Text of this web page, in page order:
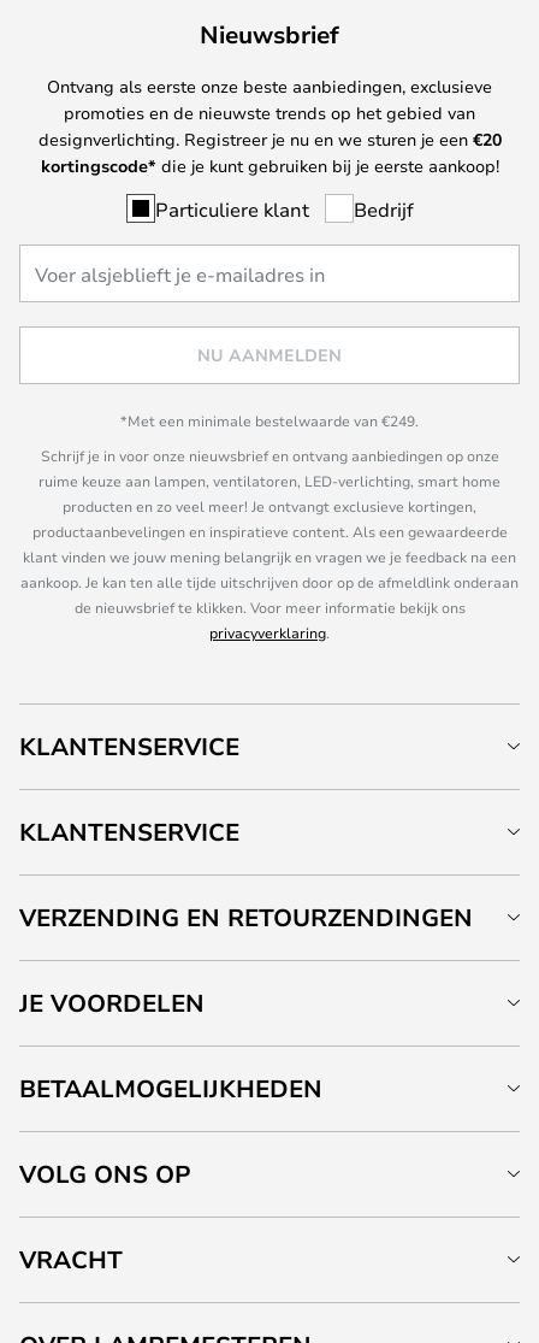
Nieuwsbrief
Ontvang als eerste onze beste aanbiedingen, exclusieve
promoties en de nieuwste trends op het gebied van
designverlichting. Registreer je nu en we sturen je een €20
kortingscode* die je kunt gebruiken bij je eerste aankoop!
Particuliere klant Bedrijf
NU AANMELDEN
*Met een minimale bestelwaarde van €249.
Schrijf je in voor onze nieuwsbrief en ontvang aanbiedingen op onze
ruime keuze aan lampen, ventilatoren, LED-verlichting, smart home
producten en zo veel meer! Je ontvangt exclusieve kortingen,
productaanbevelingen en inspiratieve content. Als een gewaardeerde
klant vinden we jouw mening belangrijk en vragen we je feedback na een
aankoop. Je kan ten alle tijde uitschrijven door op de afmeldlink onderaan
de nieuwsbrief te klikken. Voor meer informatie bekijk ons
privacyverklaring.
KLANTENSERVICE
KLANTENSERVICE
VERZENDING EN RETOURZENDINGEN
JE VOORDELEN
BETAALMOGELIJKHEDEN
VOLG ONS OP
VRACHT